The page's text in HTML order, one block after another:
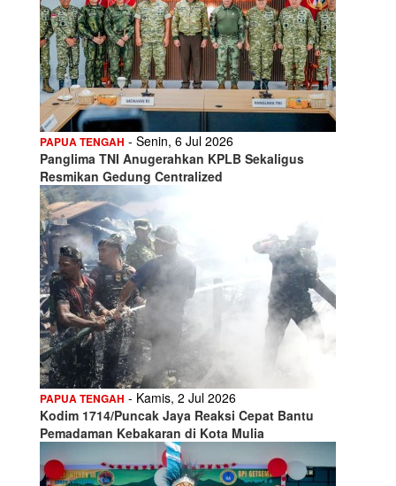
PAPUA TENGAH - Senin, 6 Jul 2026
Panglima TNI Anugerahkan KPLB Sekaligus
Resmikan Gedung Centralized
PAPUA TENGAH - Kamis, 2 Jul 2026
Kodim 1714/Puncak Jaya Reaksi Cepat Bantu
Pemadaman Kebakaran di Kota Mulia